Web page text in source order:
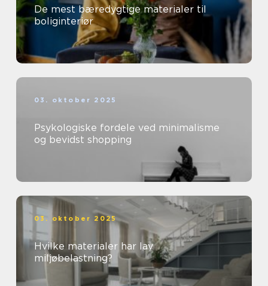
De mest bæredygtige materialer til
boliginteriør
03. oktober 2025
Psykologiske fordele ved minimalisme
og bevidst shopping
03. oktober 2025
Hvilke materialer har lav
miljøbelastning?